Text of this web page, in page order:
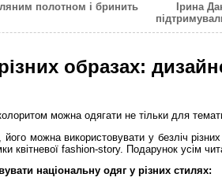
полотном і бринить
Ірина
образах:
можна одягати не тільки для
можна використовувати у безліч
квітневої fashion-story. Подарунок усім
національну одяг у різних стилях: